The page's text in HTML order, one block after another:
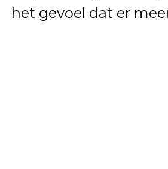
het gevoel dat er